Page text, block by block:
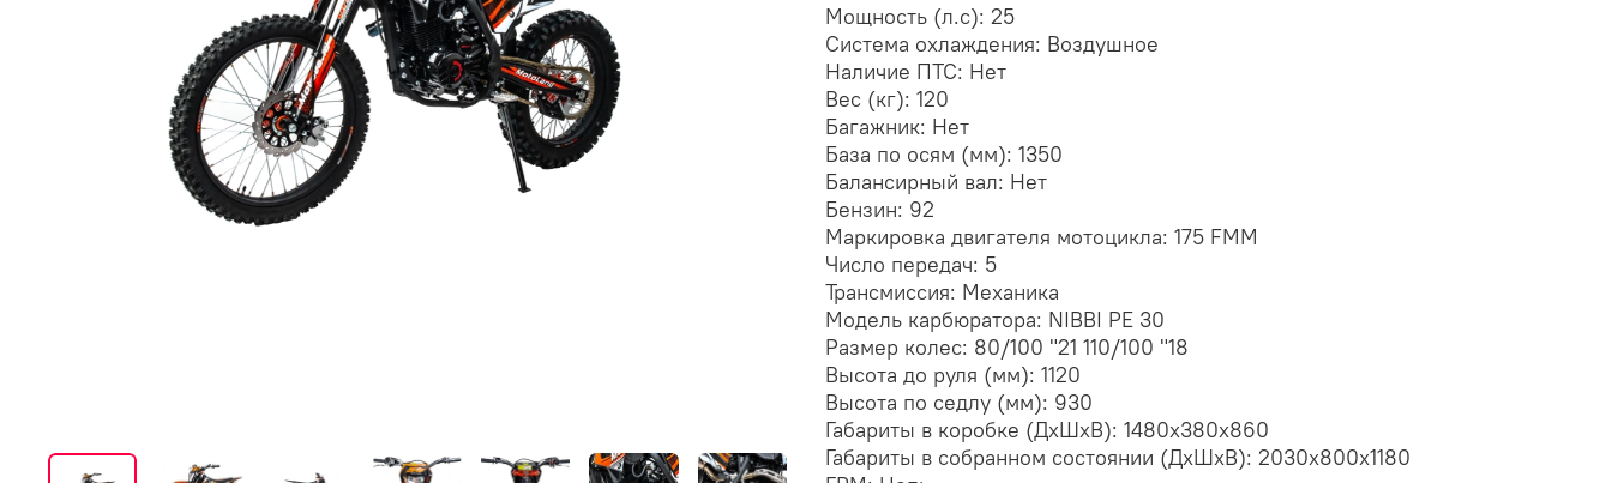
Мощность (л.с): 25
Система охлаждения: Воздушное
Наличие ПТС: Нет
Вес (кг): 120
Багажник: Нет
База по осям (мм): 1350
Балансирный вал: Нет
Бензин: 92
Маркировка двигателя мотоцикла: 175 FMM
Число передач: 5
Трансмиссия: Механика
Модель карбюратора: NIBBI PE 30
Размер колес: 80/100 "21 110/100 "18
Высота до руля (мм): 1120
Высота по седлу (мм): 930
Габариты в коробке (ДхШхВ): 1480х380х860
Габариты в собранном состоянии (ДхШхВ): 2030х800х1180